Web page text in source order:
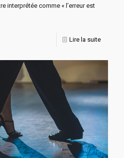
interprétée comme « l’erreur est
Lire la suite